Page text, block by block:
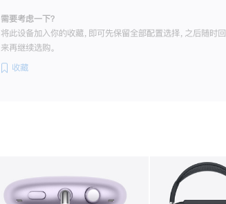
分
需要考虑一下？
将此设备加入你的收藏，即可先保留全部配置选择，之后随时回
来再继续选购。
收藏